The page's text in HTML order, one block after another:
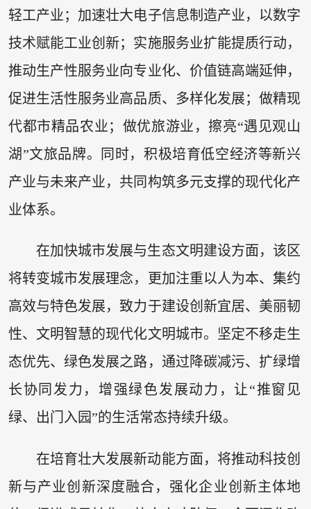
轻工产业；加速壮大电子信息制造产业，以数字
技术赋能工业创新；实施服务业扩能提质行动，
推动生产性服务业向专业化、价值链高端延伸，
促进生活性服务业高品质、多样化发展；做精现
代都市精品农业；做优旅游业，擦亮“遇见观山
湖”文旅品牌。同时，积极培育低空经济等新兴
产业与未来产业，共同构筑多元支撑的现代化产
业体系。
在加快城市发展与生态文明建设方面，该区
将转变城市发展理念，更加注重以人为本、集约
高效与特色发展，致力于建设创新宜居、美丽韧
性、文明智慧的现代化文明城市。坚定不移走生
态优先、绿色发展之路，通过降碳减污、扩绿增
长协同发力，增强绿色发展动力，让“推窗见
绿、出门入园”的生活常态持续升级。
在培育壮大发展新动能方面，将推动科技创
新与产业创新深度融合，强化企业创新主体地